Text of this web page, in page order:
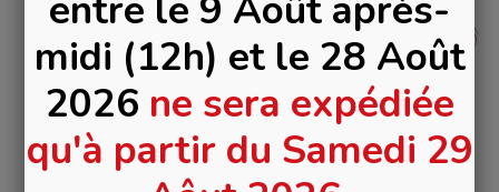
Magic Collection Fil
Noir avec Aiguille
Tissage
Rupture de stock
Magic Collection
Peigne Afro Metal
Pik Long 2407
entre le 9 Août après-
midi (12h) et le 28 Août
2026 ne sera expédiée
qu'à partir du Samedi 29